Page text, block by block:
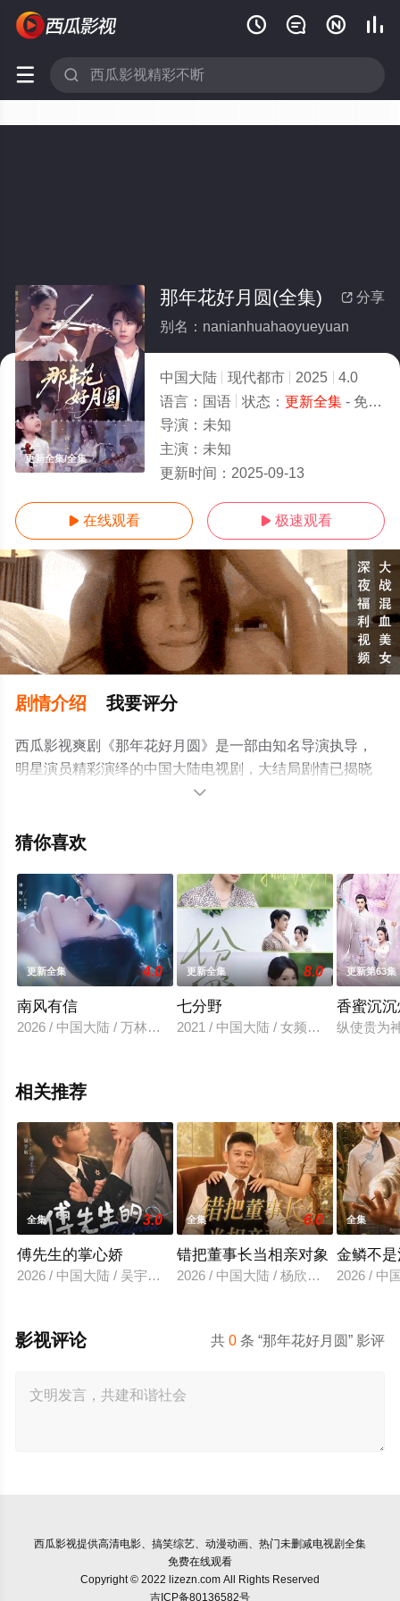
   
 
更新全集/全集
 分享
那年花好月圆(全集)
别名：nanianhuahaoyueyuan
中国大陆 现代都市 2025
4.0
语言： 国语 状态： 更新全集- 免费在线观看
导演： 未知
主演： 未知
更新时间： 2025-09-13
 在线观看  极速观看
剧情介绍 我要评分
西瓜影视爽剧《那年花好月圆》是一部由知名导演执导，
明星演员精彩演绎的中国大陆电视剧，大结局剧情已揭晓
（更新全集），手机免费观看高清无删减完整版电视剧全
视猫或剧情网等平台了解。

猜你喜欢
更新全集 4.0
南风有信
2026 / 中国大陆 / 万林洲&申晴
更新全集 8.0
七分野
2021 / 中国大陆 / 女频恋爱
更新第63集
香蜜沉
纵使贵为
相关推荐
全集 3.0
傅先生的掌心娇
2026 / 中国大陆 / 吴宇航＆郑千亦
全集 6.0
错把董事长当相亲对象
2026 / 中国大陆 / 杨欣芮＆滕林＆马
全集
金鳞不
2026 / 中
共0 条 “那年花好月圆” 影评
影视评论
西瓜影视提供高清电影、搞笑综艺、动漫动画、热门未删减电视剧全集
免费在线观看
Copyright © 2022 lizezn.com All Rights Reserved
吉ICP备80136582号